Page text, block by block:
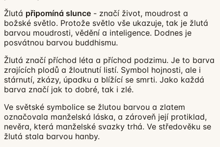
Žlutá připomíná slunce - značí život, moudrost a
božské světlo. Protože světlo vše ukazuje, tak je žlutá
barvou moudrosti, vědění a inteligence. Dodnes je
posvátnou barvou buddhismu.
Žlutá značí příchod léta a příchod podzimu. Je to barva
zrajících plodů a žloutnutí listí. Symbol hojnosti, ale i
stárnutí, zkázy, úpadku a blížící se smrti. Jako každá
barva značí jak to dobré, tak i zlé.
Ve světské symbolice se žlutou barvou a zlatem
označovala manželská láska, a zároveň její protiklad,
nevěra, která manželské svazky trhá. Ve středověku se
žlutá stala barvou hanby.